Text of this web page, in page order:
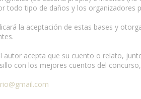
todo tipo de daños y los organizadores
la aceptación de estas bases y
autor acepta que su cuento o relato,
con los mejores cuentos del